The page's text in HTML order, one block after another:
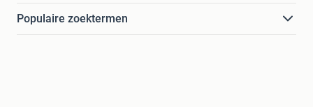
Populaire zoektermen